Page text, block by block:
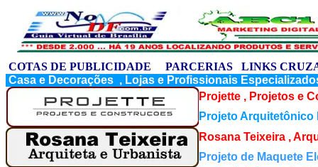
COTAS DE PUBLICIDADE PARCERIAS
LINKS
Casa e Decorações , Lojas e Profissionais
Projette , Projetos e
Projeto Arquitetônico
Rosana Teixeira ,
Projeto de Maquete